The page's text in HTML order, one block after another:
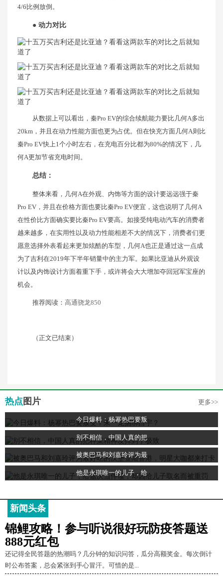
4/6比例放倒。
● 动力对比
从数据上可以看出，秦Pro EV的综合续航能力要比几何A多出
20km，并且在动力性能方面也更为占优。但在快充方面几何A则比
秦Pro EV快上1个小时左右，在充电百分比都为80%的情况下，几
何A更加节省充电时间。
总结：
整体来看，几何A在外观、内饰等方面的设计要远远强于秦
Pro EV，并且在价格方面也要比秦Pro EV便宜，这也说明了几何A
在性价比方面确实要比秦Pro EV要高。如接受纯电动汽车的消费者
越来越多，在实用性以及动力性能相差不大的情况下，消费者们更
愿意选择外表看起来更加炫酷的车型，几何A也正是通过这一点成
为了吉利在2019年下半年销量中的主力军。如果比亚迪从外观设
计以及内饰设计方面着重下手，或许将会大大增加夺回冠军宝座的
机会。
推荐阅读： 高通骁龙850
（正文已结束）
热点 图片 更多>>
今日爆料：杨幂热巴要叛
别不相信，中国人真的把
被奥巴马和刘嘉玲评为最
他是永琪唯一的儿子，给
新闻头条
锦鲤攻略！参与听说很好玩防疫答题送
888元红包
还记得全民答题的热潮吗？几分钟的知识问答，瓜分高额奖金。每次倒计
时公布答案，总会紧张到手心冒汗。可惜的是...